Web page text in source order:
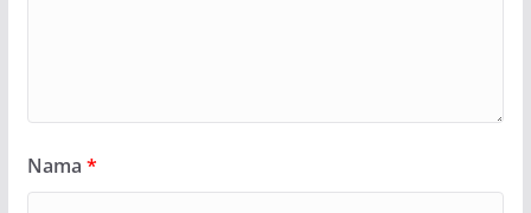
Nama *